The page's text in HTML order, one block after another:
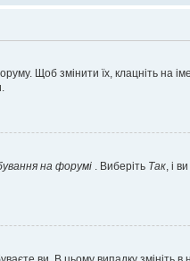
Щоб змінити їх, клацніть на
на форумі . Виберіть Так , і